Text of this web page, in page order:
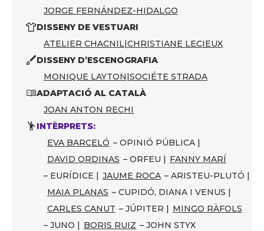
JORGE FERNÁNDEZ-HIDALGO
DISSENY DE VESTUARI
ATELIER CHACNIL|CHRISTIANE LECIEUX
DISSENY D’ESCENOGRAFIA
MONIQUE LAYTON|SOCIÉTE STRADA
ADAPTACIÓ AL CATALÀ
JOAN ANTON RECHI
INTÈRPRETS:
EVA BARCELÓ – OPINIÓ PÚBLICA |
DAVID ORDINAS – ORFEU | FANNY MARÍ
– EURÍDICE | JAUME ROCA – ARISTEU-PLUTÓ |
MAIA PLANAS – CUPIDÓ, DIANA I VENUS |
CARLES CANUT – JÚPITER | MINGO RÀFOLS
– JUNO | BORIS RUIZ – JOHN STYX